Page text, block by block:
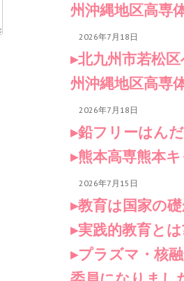
州沖縄地区高専
2026年7月18日
北九州市若松
州沖縄地区高専
2026年7月18日
鉛フリーはんだ
熊本高専熊本
2026年7月15日
教育は国家の
実践的教育とは
プラズマ・核